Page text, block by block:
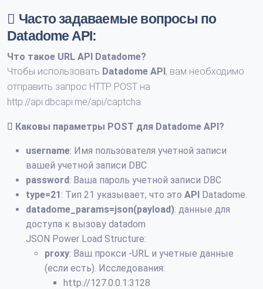
Часто задаваемые вопросы по
Datadome API:
Что такое URL API Datadome?
Чтобы использовать Datadome API, вам необходимо
отправить запрос HTTP POST на
http://api.dbcapi.me/api/captcha.
Каковы параметры POST для Datadome API?
username: Имя пользователя учетной записи
вашей учетной записи DBC
password: Ваша пароль учетной записи DBC
type=21: Тип 21 указывает, что это API Datadome.
datadome_params=json(payload): данные для
доступа к вызову datadom
JSON Power Load Structure:
proxy: Ваш прокси -URL и учетные данные
(если есть). Исследования:
http://127.0.0.1:3128